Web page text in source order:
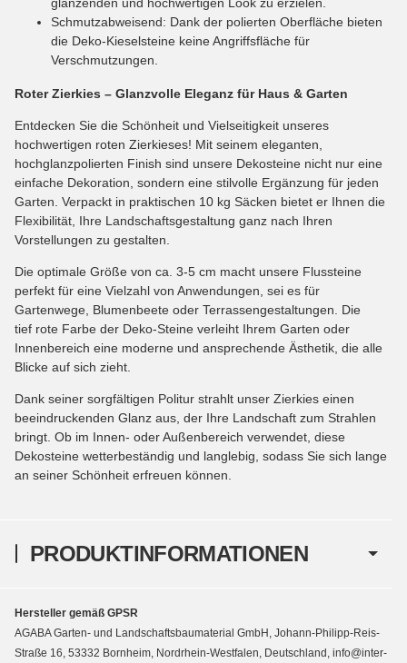
PRODUKTINFORMATIONEN
Schmutzabweisend: Dank der polierten Oberfläche bieten
die Deko-Kieselsteine keine Angriffsfläche für
Verschmutzungen.
Roter Zierkies – Glanzvolle Eleganz für Haus & Garten
Entdecken Sie die Schönheit und Vielseitigkeit unseres
hochwertigen roten Zierkieses! Mit seinem eleganten,
hochglanzpolierten Finish sind unsere Dekosteine nicht nur eine
einfache Dekoration, sondern eine stilvolle Ergänzung für jeden
Garten. Verpackt in praktischen 10 kg Säcken bietet er Ihnen die
Flexibilität, Ihre Landschaftsgestaltung ganz nach Ihren
Vorstellungen zu gestalten.
Die optimale Größe von ca. 3-5 cm macht unsere Flussteine
perfekt für eine Vielzahl von Anwendungen, sei es für
Gartenwege, Blumenbeete oder Terrassengestaltungen. Die
tief rote Farbe der Deko-Steine verleiht Ihrem Garten oder
Innenbereich eine moderne und ansprechende Ästhetik, die alle
Blicke auf sich zieht.
Dank seiner sorgfältigen Politur strahlt unser Zierkies einen
beeindruckenden Glanz aus, der Ihre Landschaft zum Strahlen
bringt. Ob im Innen- oder Außenbereich verwendet, diese
Dekosteine wetterbeständig und langlebig, sodass Sie sich lange
an seiner Schönheit erfreuen können.
Hersteller gemäß GPSR
AGABA Garten- und Landschaftsbaumaterial GmbH, Johann-Philipp-Reis-
Straße 16, 53332 Bornheim, Nordrhein-Westfalen, Deutschland, info@inter-